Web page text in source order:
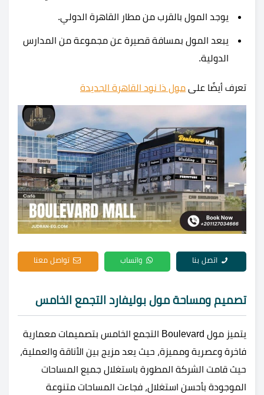
يوجد المول بالقرب من مطار القاهرة الدولي.
يبعد المول بمسافة قصيرة عن مجموعة من المدارس
الدولية.
تعرف أيضًا على مول ذا نود القاهرة الجديدة
اتصل بنا واتساب تواصل معنا
تصميم ومساحة مول بوليفارد التجمع الخامس
يتميز مول Boulevard التجمع الخامس بتصميمات معمارية
فاخرة وعصرية ومميزة، حيث يعد مزيج بين الأناقة والعملية،
حيث قامت الشركة المطورة باستغلال جميع المساحات
الموجودة بأحسن استغلال، فجاءت المساحات متنوعة